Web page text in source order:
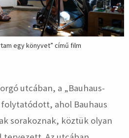
egy könyvet” című film
utcában, a „Bauhaus-
ahol Bauhaus
sorakoznak, köztük olyan